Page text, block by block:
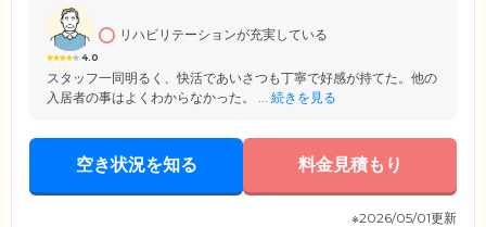
4.0
リハビリテーションが充実している
スタッフ一同明るく、快活であいさつも丁寧で好感が持てた。他の
入居者の事はよくわからなかった。 ... 続きを見る
空き状況を知る 料金見積もり
※2026/05/01更新